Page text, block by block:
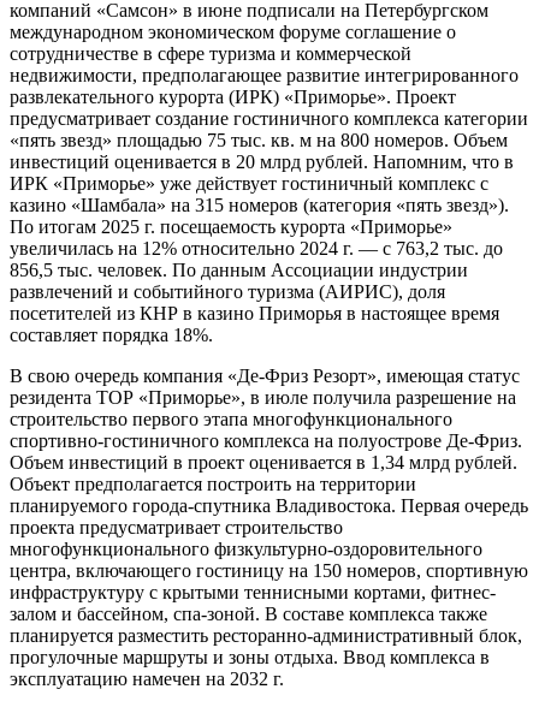
компаний «Самсон» в июне подписали на Петербургском
международном экономическом форуме соглашение о
сотрудничестве в сфере туризма и коммерческой
недвижимости, предполагающее развитие интегрированного
развлекательного курорта (ИРК) «Приморье». Проект
предусматривает создание гостиничного комплекса категории
«пять звезд» площадью 75 тыс. кв. м на 800 номеров. Объем
инвестиций оценивается в 20 млрд рублей. Напомним, что в
ИРК «Приморье» уже действует гостиничный комплекс с
казино «Шамбала» на 315 номеров (категория «пять звезд»).
По итогам 2025 г. посещаемость курорта «Приморье»
увеличилась на 12% относительно 2024 г. — с 763,2 тыс. до
856,5 тыс. человек. По данным Ассоциации индустрии
развлечений и событийного туризма (АИРИС), доля
посетителей из КНР в казино Приморья в настоящее время
составляет порядка 18%.
В свою очередь компания «Де-Фриз Резорт», имеющая статус
резидента ТОР «Приморье», в июле получила разрешение на
строительство первого этапа многофункционального
спортивно-гостиничного комплекса на полуострове Де-Фриз.
Объем инвестиций в проект оценивается в 1,34 млрд рублей.
Объект предполагается построить на территории
планируемого города-спутника Владивостока. Первая очередь
проекта предусматривает строительство
многофункционального физкультурно-оздоровительного
центра, включающего гостиницу на 150 номеров, спортивную
инфраструктуру с крытыми теннисными кортами, фитнес-
залом и бассейном, спа-зоной. В составе комплекса также
планируется разместить ресторанно-административный блок,
прогулочные маршруты и зоны отдыха. Ввод комплекса в
эксплуатацию намечен на 2032 г.